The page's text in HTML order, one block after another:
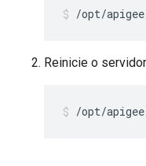
/opt/
Reinicie o
/opt/